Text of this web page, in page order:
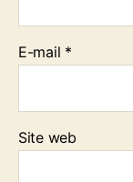
E-mail *
Site web